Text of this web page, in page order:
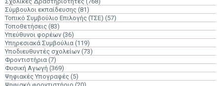
Σύμβουλοι εκπαίδευσης (81)
Τοπικό Συμβούλιο Επιλογής (ΤΣΕ) (57)
Τοποθετήσεις (83)
Υπεύθυνοι φορέων (36)
Υπηρεσιακά Συμβούλια (119)
Υποδιευθυντές σχολείων (73)
Φροντιστήρια (7)
Φυσική Αγωγή (369)
Ψηφιακές Υπογραφές (5)